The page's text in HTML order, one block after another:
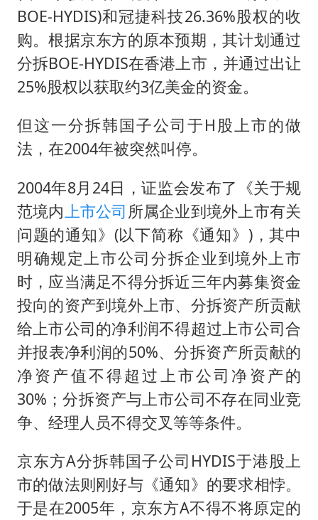
BOE-HYDIS)和冠捷科技26.36%股权的收
购。根据京东方的原本预期，其计划通过
分拆BOE-HYDIS在香港上市，并通过出让
25%股权以获取约3亿美金的资金。
但这一分拆韩国子公司于H股上市的做
法，在2004年被突然叫停。
2004年8月24日，证监会发布了《关于规
范境内上市公司 所属企业到境外上市有关
问题的通知》(以下简称《通知》)，其中
明确规定上市公司分拆企业到境外上市
时，应当满足不得分拆近三年内募集资金
投向的资产到境外上市、分拆资产所贡献
给上市公司的净利润不得超过上市公司合
并报表净利润的50%、分拆资产所贡献的
净资产值不得超过上市公司净资产的
30%；分拆资产与上市公司不存在同业竞
争、经理人员不得交叉等等条件。
京东方A分拆韩国子公司HYDIS于港股上
市的做法则刚好与《通知》的要求相悖。
于是在2005年，京东方A不得不将原定的